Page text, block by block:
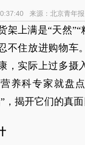
来源：北京青年
架上满是“天然”“
不住放进购物车
，实际上过多摄
养科专家就盘
，揭开它们的真面